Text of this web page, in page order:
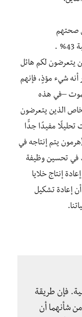
صحتهم
.
يتعرضون لكم هائل
أنه شيء مؤذٍ، فإنهم
–في هذه
الذين يتعرضون
تحليلًا مفيدًا جدًّا
يتم إنتاجه في
في تحسين وظيفة
إنتاج خلايا
إعادة تشكيل
فإن طريقة
شأنهما أن